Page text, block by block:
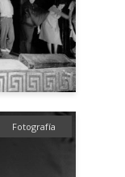
Fotografía